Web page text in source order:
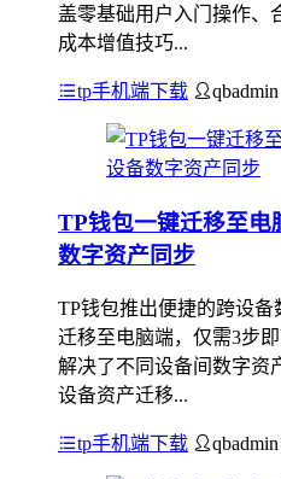
盖零基础用户入门操作、
成本增值技巧...
tp手机端下载 qbadmin
TP钱包一键迁移至电
数字资产同步
TP钱包推出便捷的跨设
迁移至电脑端，仅需3步
解决了不同设备间数字资
设备资产迁移...
tp手机端下载 qbadmin